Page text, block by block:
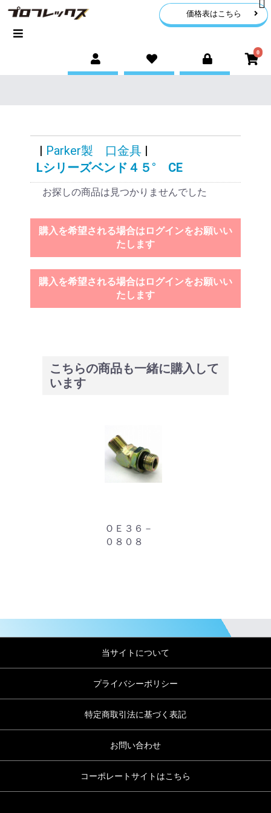
価格表はこちら
0
| Parker製 口金具 |
Lシリーズベンド４５° CE
お探しの商品は見つかりませんでした
購入を希望される場合はログインをお願いい
たします
購入を希望される場合はログインをお願いい
たします
こちらの商品も一緒に購入して
います
ＯＥ３６－
０８０８
当サイトについて
プライバシーポリシー
特定商取引法に基づく表記
お問い合わせ
コーポレートサイトはこちら